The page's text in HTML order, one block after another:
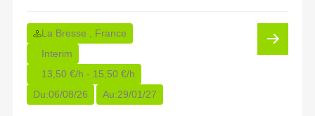
La Bresse , France
Interim
13,50 €/h - 15,50 €/h
Du:06/08/26 Au:29/01/27